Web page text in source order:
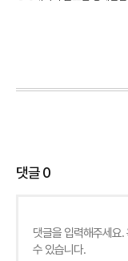
댓글0